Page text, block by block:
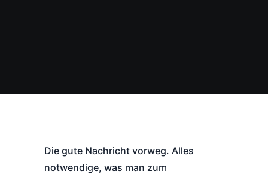
Die gute Nachricht vorweg. Alles
notwendige, was man zum